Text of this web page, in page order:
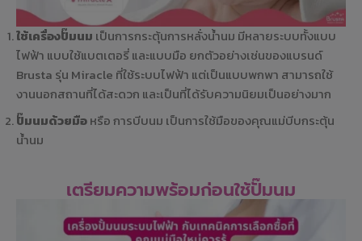
ใช้เครื่องปั๊มนม เป็นการกระตุ้นการหลั่งน้ำนม มีหลายระบบทั้งแบบ
ไฟฟ้า แบบใช้แบตเตอรี่ และแบบมือ ยกตัวอย่างเช่นของแบรนด์
Brusta รุ่น Miracle ที่ใช้ระบบไฟฟ้า แต่เป็นแบบพกพา สามารถใช้
งานนอกสถานที่ได้สะดวก และเป็นที่ได้รับความนิยมเป็นอย่างมาก
ปั๊มนมด้วยมือหรือ การบีบนม เป็นการใช้มือของคุณแม่บีบกระตุ้น
น้ำนม
เตรียมความพร้อมก่อนใช้ปั๊มนม